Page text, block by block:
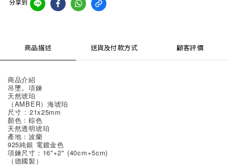
分享到
商品描述 送貨及付款方式 顧客評價
商品介紹
吊墜。項鍊
天然琥珀
（AMBER）海琥珀
尺寸 : 21x25mm
顏色：棕色
天然透明琥珀
產地：波蘭
925純銀 電鍍金色
項鍊尺寸：16"+2" (40cm+5cm)
（德國製）